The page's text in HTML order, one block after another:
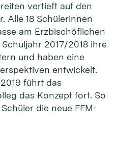
vertieft auf den
Alle 18 Schülerinnen
am Erzbischöflichen
2017/2018 ihre
und haben eine
entwickelt.
führt das
das Konzept fort. So
die neue FFM-